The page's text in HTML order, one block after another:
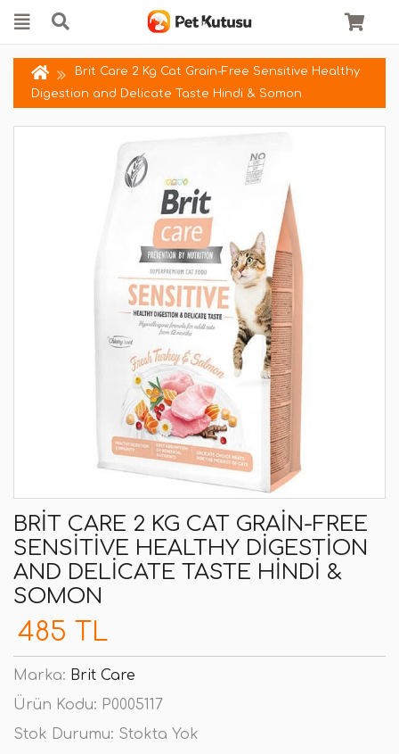
Brit Care 2 Kg Cat Grain-Free Sensitive Healthy
Digestion and Delicate Taste Hindi & Somon
BRIT CARE 2 KG CAT GRAIN-FREE
SENSITIVE HEALTHY DIGESTION
AND DELICATE TASTE HINDI &
SOMON
485 TL
Marka: Brit Care
Ürün Kodu: P0005117
Stok Durumu: Stokta Yok